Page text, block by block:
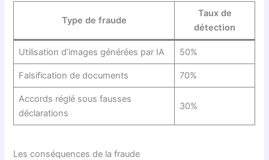
Type de fraude
Taux de
détection
Utilisation d’images générées par IA 50%
Falsification de documents 70%
Accords réglé sous fausses
déclarations
30%
Les conséquences de la fraude